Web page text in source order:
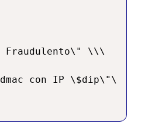
Fraudulento\" \\\
con IP \$dip\"\